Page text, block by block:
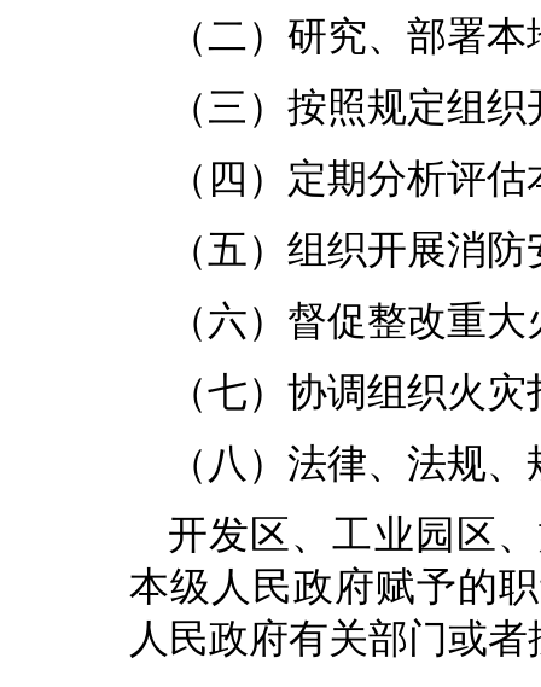
（二）研究、部署
（三）按照规定组
（四）定期分析评
（五）组织开展消
（六）督促整改重
（七）协调组织火
（八）法律、法规
开发区、工业园区
本级人民政府赋予的
人民政府有关部门或